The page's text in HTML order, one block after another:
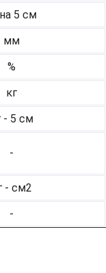
5 см
мм
%
кг
- 5 см
-
- см2
-